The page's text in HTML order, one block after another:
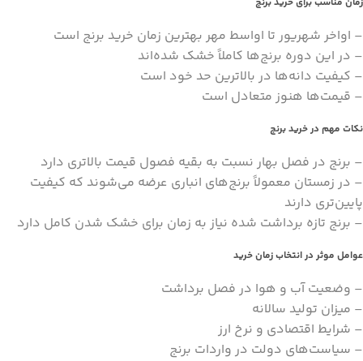
– اواخر شهریور تا اواسط مهر بهترین زمان خرید برنج است
– در این دوره برنج‌ها کاملاً خشک شده‌اند
– کیفیت دانه‌ها در بالاترین حد خود است
– قیمت‌ها هنوز متعادل است
نکات مهم در خرید برنج
– برنج در فصل بهار نسبت به بقیه فصول قیمت بالاتری دارد
– در زمستان معمولاً برنج‌های انباری عرضه می‌شوند که کیفیت
پایین‌تری دارند
– برنج تازه برداشت شده نیاز به زمان برای خشک شدن کامل دارد
عوامل موثر در انتخاب زمان خرید
– وضعیت آب و هوا در فصل برداشت
– میزان تولید سالانه
– شرایط اقتصادی و نرخ ارز
– سیاست‌های دولت در واردات برنج